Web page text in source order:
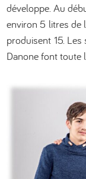
développe. Au
environ 5 litres de
produisent 15.
Danone font toute